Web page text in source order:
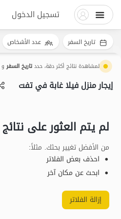
تسجيل الدخول
لمشاهدة نتائج أكثر دقة، حددتاريخ السفرو
إيجار منزل فيلا غابة في تفت
لم يتم العثور على نتائج
من الأفضل تغيير بحثك. مثلاً:
احذف بعض الفلاتر
ابحث عن مكان آخر
إزالة الفلاتر
تاريخ السفر عدد الأشخاص